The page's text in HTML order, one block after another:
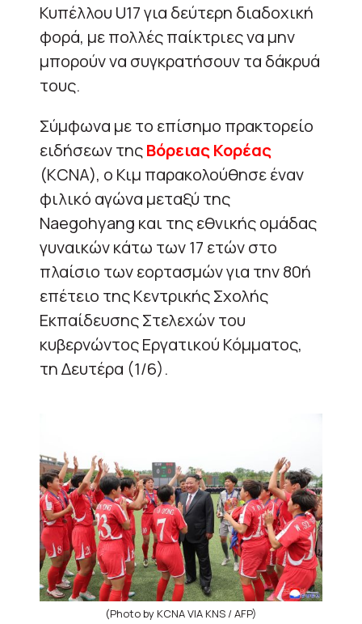
Κυπέλλου U17 για δεύτερη διαδοχική
φορά, με πολλές παίκτριες να μην
μπορούν να συγκρατήσουν τα δάκρυά
τους.
Σύμφωνα με το επίσημο πρακτορείο
ειδήσεων τηςΒόρειας Κορέας
(KCNA), ο Κιμ παρακολούθησε έναν
φιλικό αγώνα μεταξύ της
Naegohyang και της εθνικής ομάδας
γυναικών κάτω των 17 ετών στο
πλαίσιο των εορτασμών για την 80ή
επέτειο της Κεντρικής Σχολής
Εκπαίδευσης Στελεχών του
κυβερνώντος Εργατικού Κόμματος,
τη Δευτέρα (1/6).
(Photo by KCNA VIA KNS / AFP)